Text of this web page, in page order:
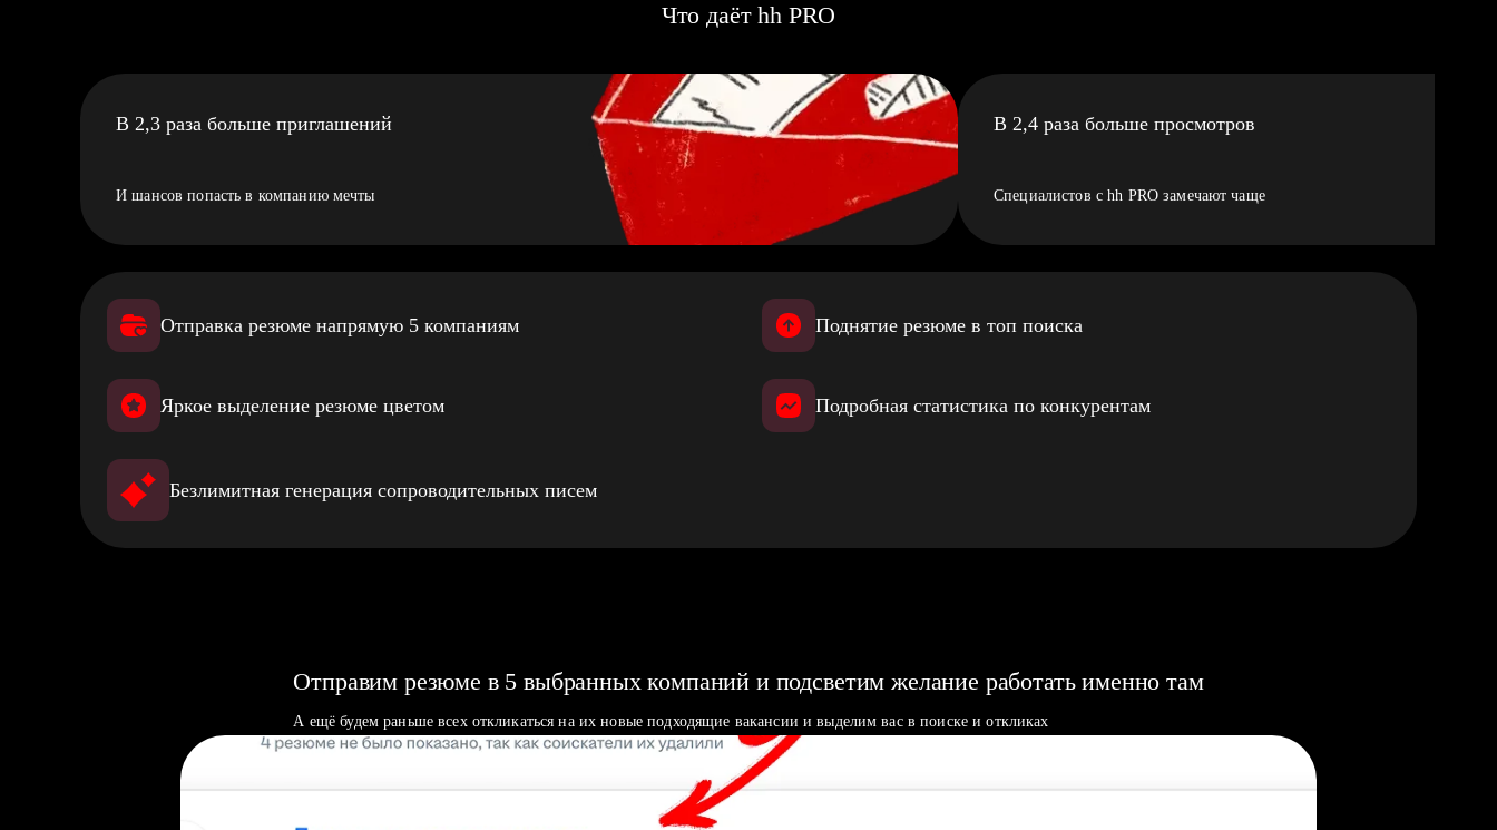
Что даёт hh PRO
В 2,3 раза больше приглашений
И шансов попасть в компанию мечты
В 2,4 раза больше просмотров
Специалистов с hh PRO замечают чаще
Отправка резюме напрямую 5 компаниям Поднятие резюме в топ поиска
Яркое выделение резюме цветом Подробная статистика по конкурентам
Безлимитная генерация сопроводительных писем
Отправим резюме в 5 выбранных компаний и подсветим желание работать именно там
А ещё будем раньше всех откликаться на их новые подходящие вакансии и выделим вас в поиске и откликах